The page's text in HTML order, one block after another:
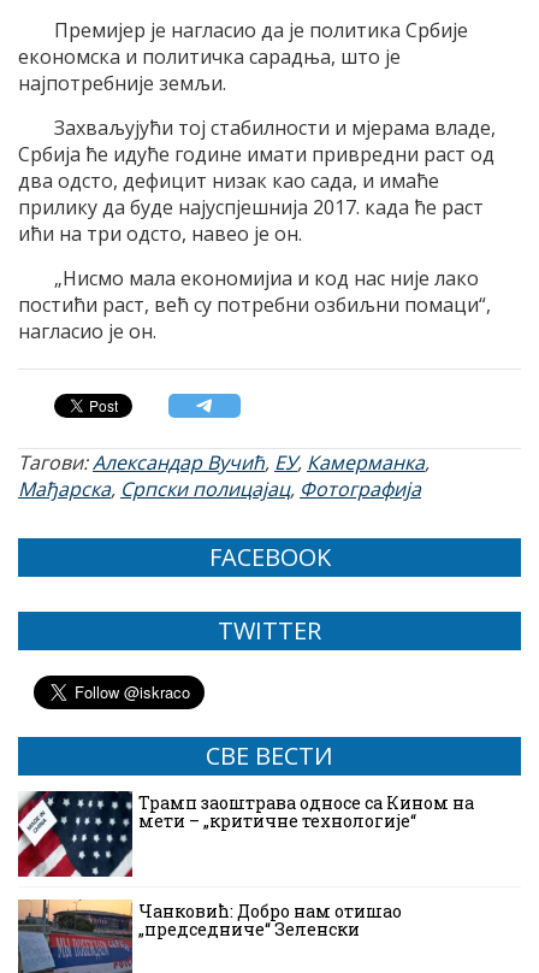
Премијер је нагласио да је политика Србије
економска и политичка сарадња, што је
најпотребније земљи.
Захваљујући тој стабилности и мјерама владе,
Србија ће идуће године имати привредни раст од
два одсто, дефицит низак као сада, и имаће
прилику да буде најуспјешнија 2017. када ће раст
ићи на три одсто, навео је он.
„Нисмо мала економијиа и код нас није лако
постићи раст, већ су потребни озбиљни помаци“,
нагласио је он.
Тагови:Александар Вучић, ЕУ, Камерманка,
Мађарска, Српски полицајац, Фотографија
FACEBOOK
TWITTER
СВЕ ВЕСТИ
Трамп заоштрава односе са Кином на
мети – „критичне технологије“
Чанковић: Добро нам отишао
„председниче“ Зеленски